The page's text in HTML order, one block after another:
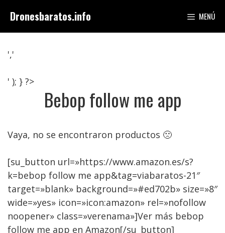
contenido
Dronesbaratos.info MENÚ
','
' ); } ?>
Bebop follow me app
Vaya, no se encontraron productos 🙁
[su_button url=»https://www.amazon.es/s?
k=bebop follow me app&tag=viabaratos-21″
target=»blank» background=»#ed702b» size=»8″
wide=»yes» icon=»icon:amazon» rel=»nofollow
noopener» class=»verenama»]Ver más bebop
follow me app en Amazon[/su_button]